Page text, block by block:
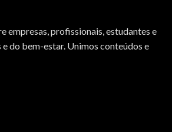
empresas, profissionais, estudantes e
do bem-estar. Unimos conteúdos e